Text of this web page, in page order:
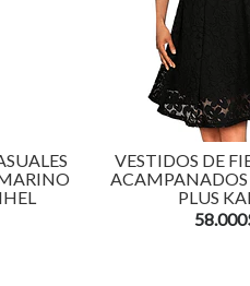
VESTIDOS DE
ACAMPANADOS
PLUS